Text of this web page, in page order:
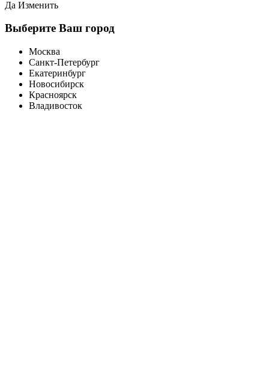
Да Изменить
Выберите Ваш город
Москва
Санкт-Петербург
Екатеринбург
Новосибирск
Красноярск
Владивосток